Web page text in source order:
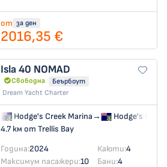
от за ден
2016,35 €
Isla 40 NOMAD
Свободна
Беърбоут
Dream Yacht Charter
Hodge's Creek Marina→
Hodge's
4.7 км от Trellis Bay
Година:2024 Каюти:4
Максимум пасажери:10 Бани:4